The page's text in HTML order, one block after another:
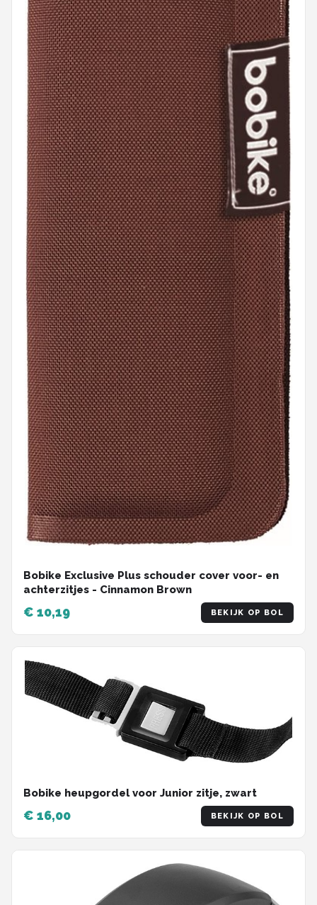
Bobike Exclusive Plus schouder cover voor- en
achterzitjes - Cinnamon Brown
€ 10,19 BEKIJK OP BOL
Bobike heupgordel voor Junior zitje, zwart
€ 16,00 BEKIJK OP BOL